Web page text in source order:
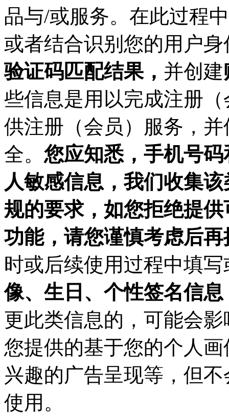
品与/或服务。在此过程
或者结合识别您的用户
验证码匹配结果， 并创建
些信息是用以完成注册
供注册（会员）服务，
全。 您应知悉，手机号
人敏感信息，我们收集
规的要求，如您拒绝提
功能，请您谨慎考虑后再
时或后续使用过程中填写
像、生日、个性签名信息
更此类信息的，可能会
您提供的基于您的个人
兴趣的广告呈现等，但
使用。